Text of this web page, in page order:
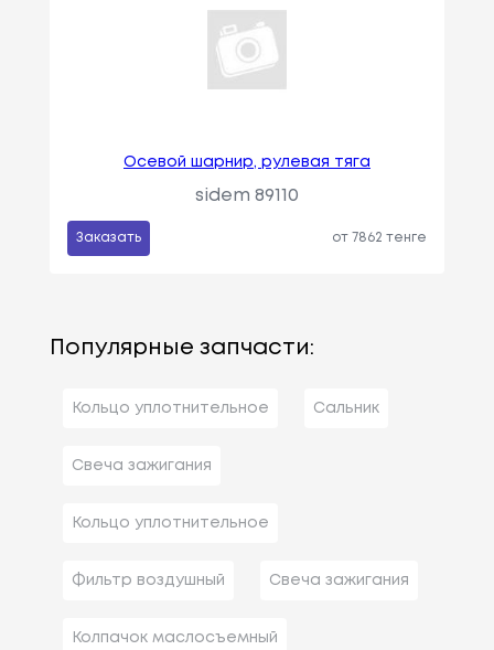
Осевой шарнир, рулевая тяга
sidem 89110
Заказать от 7862 тенге
Популярные запчасти:
Кольцо уплотнительное Сальник
Свеча зажигания
Кольцо уплотнительное
Фильтр воздушный Свеча зажигания
Колпачок маслосъемный